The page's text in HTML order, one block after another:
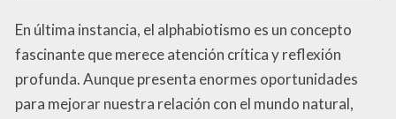
En última instancia, el alphabiotismo es un concepto
fascinante que merece atención crítica y reflexión
profunda. Aunque presenta enormes oportunidades
para mejorar nuestra relación con el mundo natural,